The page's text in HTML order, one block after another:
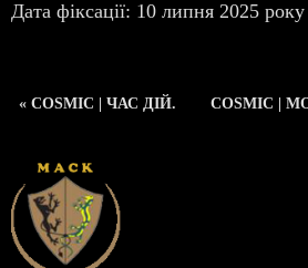
Дата фіксації: 10 липня 2025 року
« COSMIC | ЧАС ДІЙ. COSMIC |